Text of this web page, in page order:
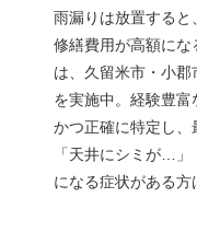
雨漏りは放置すると
修繕費用が高額に
は、久留米市・小
を実施中。経験豊
かつ正確に特定し、
「天井にシミが…
になる症状がある方